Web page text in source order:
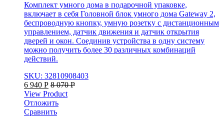
Комплект умного дома в подарочной упаковке,
включает в себя Головной блок умного дома Gateway 2,
беспроводную кнопку, умную розетку с дистанционным
управлением, датчик движения и датчик открытия
дверей и окон. Соединив устройства в одну систему
можно получить более 30 различных комбинаций
действий.
SKU: 32810908403
6 940 Р 8 070Р
View Product
Отложить
Сравнить